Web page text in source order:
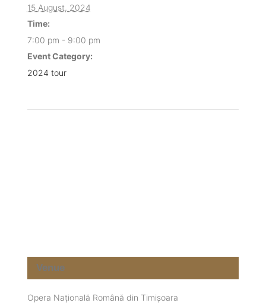
15 August, 2024
Time:
7:00 pm - 9:00 pm
Event Category:
2024 tour
Venue
Opera Națională Română din Timișoara